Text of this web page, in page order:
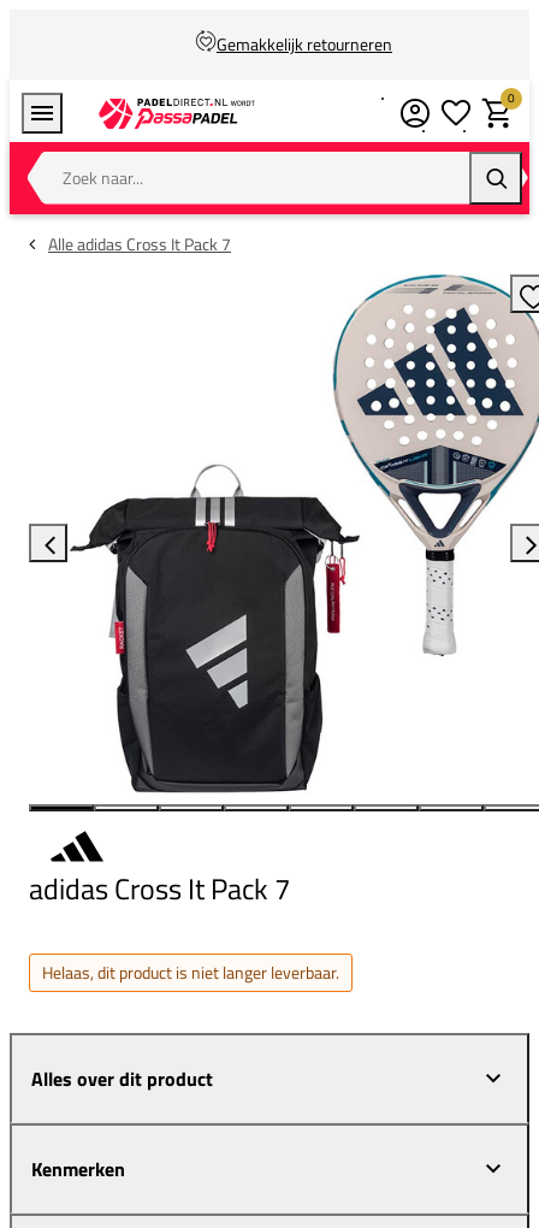
Gemakkelijk retourneren
Zoek naar...
0
Alle adidas Cross It Pack 7
adidas Cross It Pack 7
Helaas, dit product is niet langer leverbaar.
Alles over dit product
Kenmerken